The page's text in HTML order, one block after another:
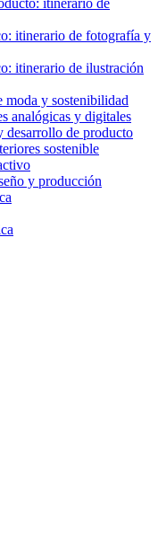
itinerario de
itinerario de fotografía y
itinerario de ilustración
moda y sostenibilidad
analógicas y digitales
desarrollo de producto
sostenible
y producción